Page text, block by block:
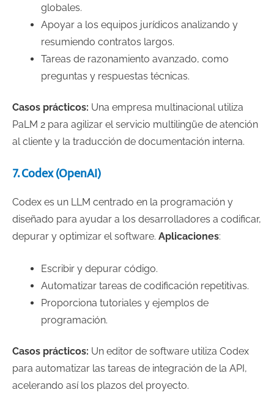
globales.
Apoyar a los equipos jurídicos analizando y
resumiendo contratos largos.
Tareas de razonamiento avanzado, como
preguntas y respuestas técnicas.
Casos prácticos: Una empresa multinacional utiliza
PaLM 2 para agilizar el servicio multilingüe de atención
al cliente y la traducción de documentación interna.
7. Codex (OpenAI)
Codex es un LLM centrado en la programación y
diseñado para ayudar a los desarrolladores a codificar,
depurar y optimizar el software. Aplicaciones:
Escribir y depurar código.
Automatizar tareas de codificación repetitivas.
Proporciona tutoriales y ejemplos de
programación.
Casos prácticos: Un editor de software utiliza Codex
para automatizar las tareas de integración de la API,
acelerando así los plazos del proyecto.